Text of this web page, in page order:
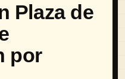
Plaza de
por